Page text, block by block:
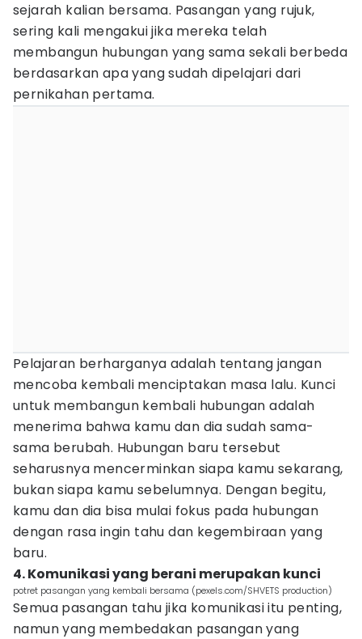
sejarah kalian bersama. Pasangan yang rujuk,
sering kali mengakui jika mereka telah
membangun hubungan yang sama sekali berbeda
berdasarkan apa yang sudah dipelajari dari
pernikahan pertama.
Pelajaran berharganya adalah tentang jangan
mencoba kembali menciptakan masa lalu. Kunci
untuk membangun kembali hubungan adalah
menerima bahwa kamu dan dia sudah sama-
sama berubah. Hubungan baru tersebut
seharusnya mencerminkan siapa kamu sekarang,
bukan siapa kamu sebelumnya. Dengan begitu,
kamu dan dia bisa mulai fokus pada hubungan
dengan rasa ingin tahu dan kegembiraan yang
baru.
4. Komunikasi yang berani merupakan kunci
potret pasangan yang kembali bersama (pexels.com/SHVETS production)
Semua pasangan tahu jika komunikasi itu penting,
namun yang membedakan pasangan yang